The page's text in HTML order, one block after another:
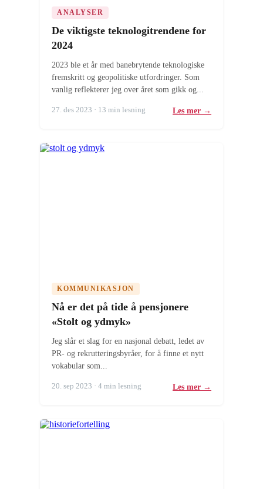
ANALYSER
De viktigste teknologitrendene for
2024
2023 ble et år med banebrytende teknologiske
fremskritt og geopolitiske utfordringer. Som
vanlig reflekterer jeg over året som gikk og...
27. des 2023 · 13 min lesning Les mer →
KOMMUNIKASJON
Nå er det på tide å pensjonere
«Stolt og ydmyk»
Jeg slår et slag for en nasjonal debatt, ledet av
PR- og rekrutteringsbyråer, for å finne et nytt
vokabular som...
20. sep 2023 · 4 min lesning Les mer →